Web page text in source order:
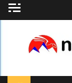
Skip
to